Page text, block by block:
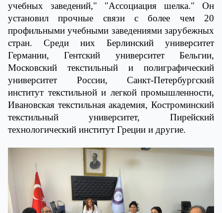
учебных заведений," "Ассоциация шелка." Он
установил прочные связи с более чем 20
профильными учебными заведениями зарубежных
стран. Среди них Берлинский университет
Германии, Гентский университет Бельгии,
Московский текстильный и полиграфический
университет России, Санкт-Петербургский
институт текстильной и легкой промышленности,
Ивановская текстильная академия, Костроминский
текстильный университет, Пирейский
технологический институт Греции и другие.